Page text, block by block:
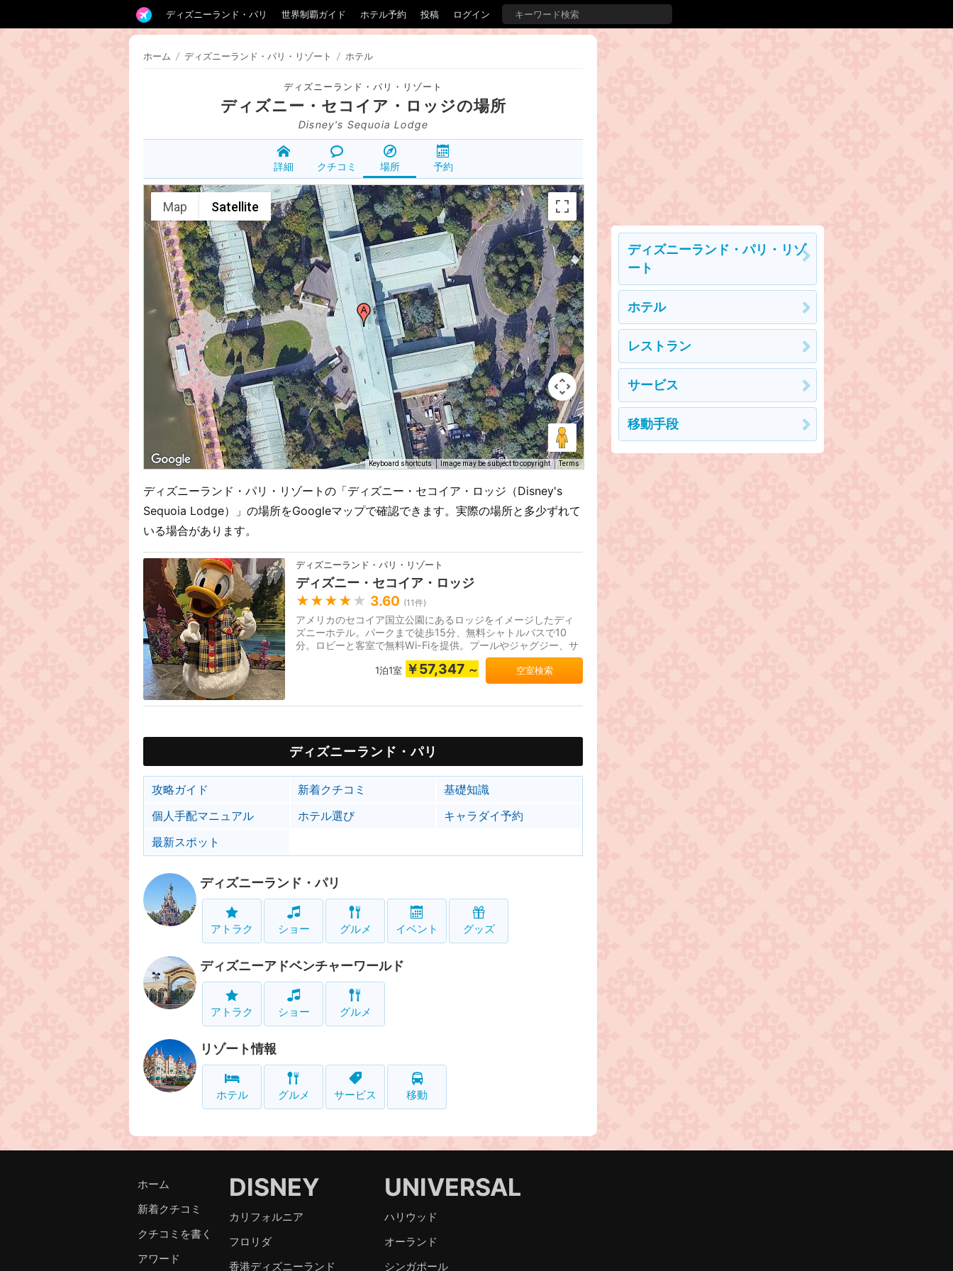
ディズニーランド・パリ 世界制覇ガイド ホテル予約 投稿 ログイン
ホーム / ディズニーランド・パリ・リゾート / ホテル
ディズニーランド・パリ・リゾート
ディズニー・セコイア・ロッジの場所
Disney's Sequoia Lodge
詳細 クチコミ 場所 予約
Map Satellite
Keyboard shortcuts Image may be subject to copyright Terms
ディズニーランド・パリ・リゾートの「ディズニー・セコイア・ロッジ（Disney's
Sequoia Lodge）」の場所をGoogleマップで確認できます。実際の場所と多少ずれて
いる場合があります。
ディズニーランド・パリ・リゾート
ディズニー・セコイア・ロッジ
★★★★ ★ 3.60 (11件)
アメリカのセコイア国立公園にあるロッジをイメージしたディ
ズニーホテル。パークまで徒歩15分、無料シャトルバスで10
分。ロビーと客室で無料Wi-Fiを提供。プールやジャグジー、サ
ウナなども充実しています。
1泊1室 ￥57,347 ～ 空室検索
ディズニーランド・パリ
攻略ガイド 新着クチコミ
基礎知識
個人手配マニュアル
ホテル選び
キャラダイ予約
最新スポット
ディズニーランド・パリ
アトラク ショー グルメ イベント グッズ
ディズニーアドベンチャーワールド
アトラク ショー グルメ
リゾート情報
ホテル グルメ サービス 移動
ディズニーランド・パリ・リゾ
ート
ホテル
レストラン
サービス
移動手段
ホーム
新着クチコミ
クチコミを書く
アワード
DISNEY
カリフォルニア
フロリダ
香港ディズニーランド
UNIVERSAL
ハリウッド
オーランド
シンガポール